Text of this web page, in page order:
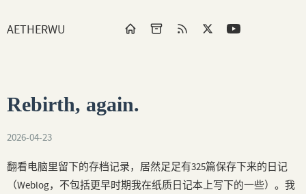
AETHERWU
Rebirth, again.
2026-04-23
翻看电脑里留下的存档记录，居然足足有325篇保存下来的日记
（Weblog，不包括更早时期我在纸质日记本上写下的一些）。我